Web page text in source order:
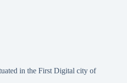
in the First Digital city of